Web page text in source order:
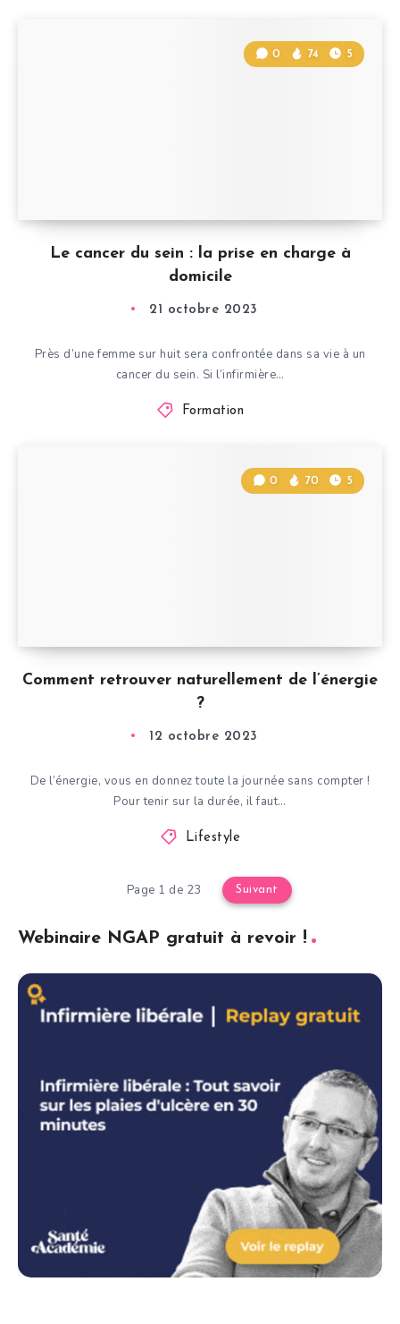
Le cancer du sein : la prise en charge à
domicile
0 74 5
21 octobre 2023
Près d’une femme sur huit sera confrontée dans sa vie à un
cancer du sein. Si l’infirmière…
Formation
Comment retrouver naturellement de l’énergie
?
0 70 5
12 octobre 2023
De l’énergie, vous en donnez toute la journée sans compter !
Pour tenir sur la durée, il faut…
Lifestyle
Page 1 de 23 Suivant
Webinaire NGAP gratuit à revoir !